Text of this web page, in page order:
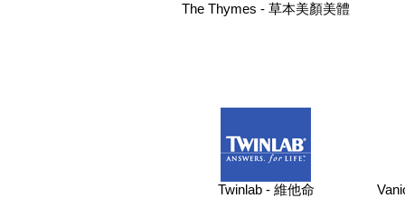
The Thymes - 草本美顏美體
Twinlab - 維他命